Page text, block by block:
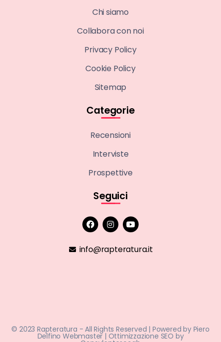
Chi siamo
Collabora con noi
Privacy Policy
Cookie Policy
Sitemap
Categorie
Recensioni
Interviste
Prospettive
Seguici
info@rapteratura.it
© 2023 Rapteratura - All Rights Reserved | Powered by Piero
Delfino Webmaster| Ottimizzazione SEO by